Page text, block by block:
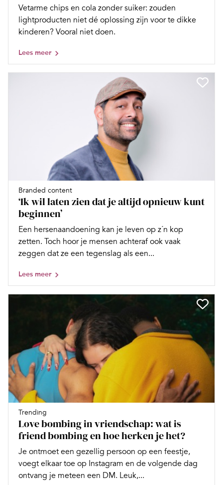
Vetarme chips en cola zonder suiker: zouden
lightproducten niet dé oplossing zijn voor te dikke
kinderen? Vooral niet doen.
Lees meer
Branded content
‘Ik wil laten zien dat je altijd opnieuw kunt
beginnen’
Een hersenaandoening kan je leven op z´n kop
zetten. Toch hoor je mensen achteraf ook vaak
zeggen dat ze een tegenslag als een...
Lees meer
Trending
Love bombing in vriendschap: wat is
friend bombing en hoe herken je het?
Je ontmoet een gezellig persoon op een feestje,
voegt elkaar toe op Instagram en de volgende dag
ontvang je meteen een DM. Leuk,...